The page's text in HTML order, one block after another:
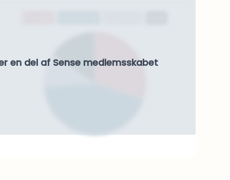
en del af Sense medlemsskabet